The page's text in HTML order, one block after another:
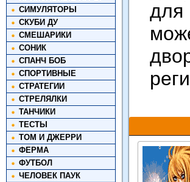
СИМУЛЯТОРЫ
СКУБИ ДУ
СМЕШАРИКИ
СОНИК
СПАНЧ БОБ
СПОРТИВНЫЕ
СТРАТЕГИИ
СТРЕЛЯЛКИ
ТАНЧИКИ
ТЕСТЫ
ТОМ И ДЖЕРРИ
ФЕРМА
ФУТБОЛ
ЧЕЛОВЕК ПАУК